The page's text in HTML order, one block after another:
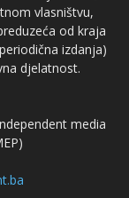
vlasništvu,
od kraja
izdanja)
djelatnost.
media